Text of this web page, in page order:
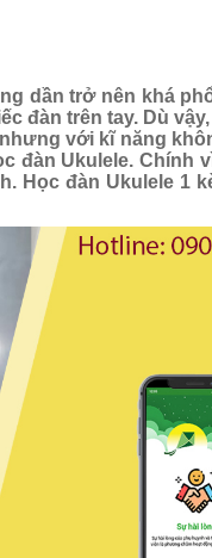
dần trở nên khá
đàn trên tay. Dù
với kĩ năng
đàn Ukulele. Chính
Học đàn Ukulele 1